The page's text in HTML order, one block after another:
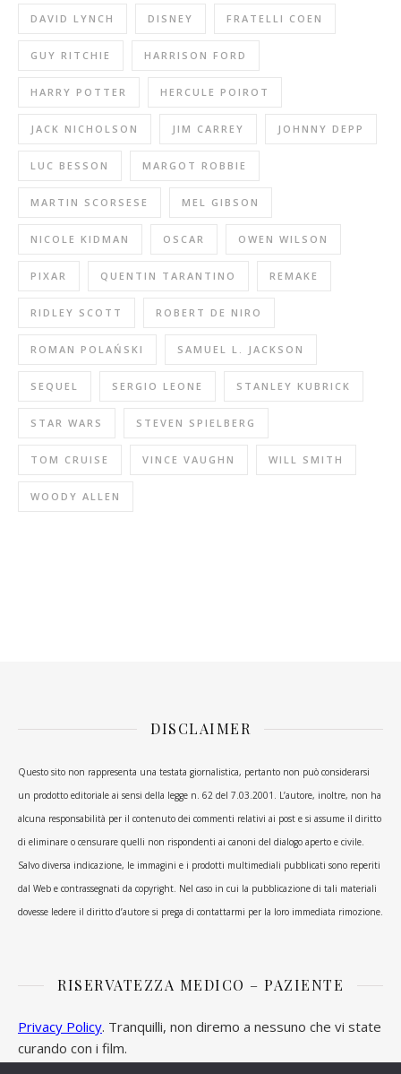
DAVID LYNCH DISNEY FRATELLI COEN
GUY RITCHIE HARRISON FORD
HARRY POTTER HERCULE POIROT
JACK NICHOLSON JIM CARREY JOHNNY DEPP
LUC BESSON MARGOT ROBBIE
MARTIN SCORSESE MEL GIBSON
NICOLE KIDMAN OSCAR OWEN WILSON
PIXAR QUENTIN TARANTINO REMAKE
RIDLEY SCOTT ROBERT DE NIRO
ROMAN POLAŃSKI SAMUEL L. JACKSON
SEQUEL SERGIO LEONE STANLEY KUBRICK
STAR WARS STEVEN SPIELBERG
TOM CRUISE VINCE VAUGHN WILL SMITH
WOODY ALLEN
DISCLAIMER
Questo sito non rappresenta una testata giornalistica, pertanto non può considerarsi
un prodotto editoriale ai sensi della legge n. 62 del 7.03.2001. L’autore, inoltre, non ha
alcuna responsabilità per il contenuto dei commenti relativi ai post e si assume il diritto
di eliminare o censurare quelli non rispondenti ai canoni del dialogo aperto e civile.
Salvo diversa indicazione, le immagini e i prodotti multimediali pubblicati sono reperiti
dal Web e contrassegnati da copyright. Nel caso in cui la pubblicazione di tali materiali
dovesse ledere il diritto d’autore si prega di contattarmi per la loro immediata rimozione.
RISERVATEZZA MEDICO – PAZIENTE
Privacy Policy. Tranquilli, non diremo a nessuno che vi state
curando con i film.